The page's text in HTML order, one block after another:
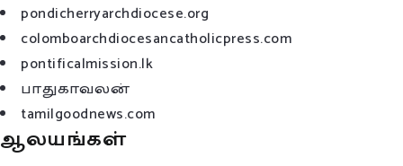
pondicherryarchdiocese.org
colomboarchdiocesancatholicpress.com
pontificalmission.lk
பாதுகாவலன்
tamilgoodnews.com
ஆலயங்கள்